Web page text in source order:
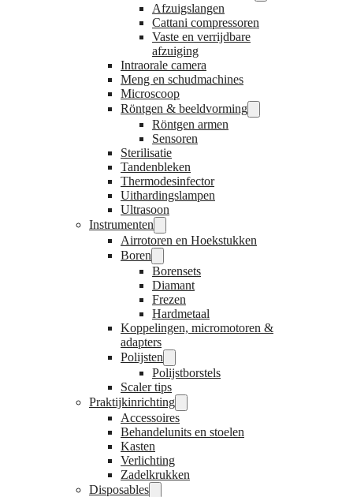
Afzuigslangen
Cattani compressoren
Vaste en verrijdbare
afzuiging
Intraorale camera
Meng en schudmachines
Microscoop
Röntgen & beeldvorming
Röntgen armen
Sensoren
Sterilisatie
Tandenbleken
Thermodesinfector
Uithardingslampen
Ultrasoon
Instrumenten
Airrotoren en Hoekstukken
Boren
Borensets
Diamant
Frezen
Hardmetaal
Koppelingen, micromotoren &
adapters
Polijsten
Polijstborstels
Scaler tips
Praktijkinrichting
Accessoires
Behandelunits en stoelen
Kasten
Verlichting
Zadelkrukken
Disposables